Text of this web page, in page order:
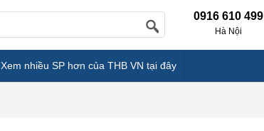
0916 610 499
Hà Nội
Xem nhiều SP hơn của THB VN tại đây